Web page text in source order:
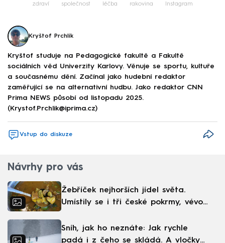
zdraví společnost léčba rakovina Instagram
Kryštof Prchlík
Kryštof studuje na Pedagogické fakultě a Fakultě
sociálních věd Univerzity Karlovy. Věnuje se sportu, kultuře
a současnému dění. Začínal jako hudební redaktor
zaměřující se na alternativní hudbu. Jako redaktor CNN
Prima NEWS působí od listopadu 2025.
(Krystof.Prchlik@iprima.cz)
Vstup do diskuze
Návrhy pro vás
Žebříček nejhorších jídel světa.
Umístily se i tři české pokrmy, vévodí
Sníh, jak ho neznáte: Jak rychle
padá i z čeho se skládá. A vločky